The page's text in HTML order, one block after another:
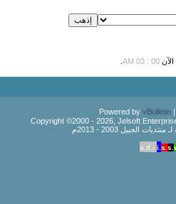
00 : 03 AM
| Powered by
vBulletin
Copyright ©2000 - 2026, Jelsoft
الجبيل 2003 - 2013م
a.d - i.s.s.